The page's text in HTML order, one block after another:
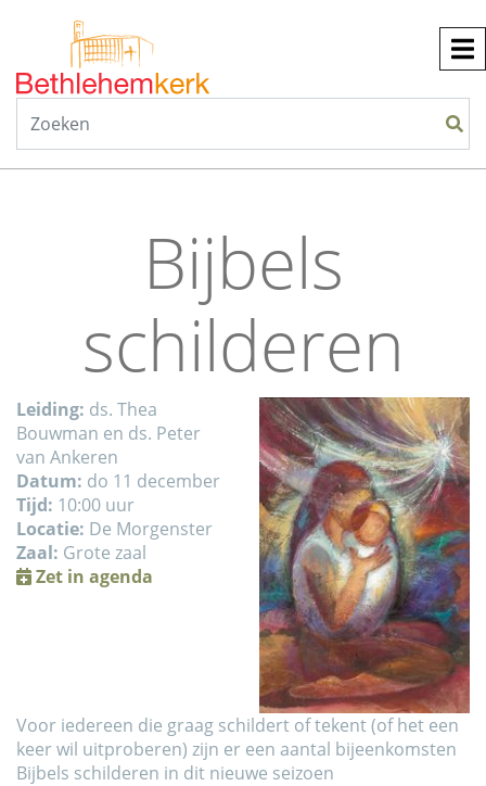
Bijbels
schilderen
Leiding: ds. Thea
Bouwman en ds. Peter
van Ankeren
Datum: do 11 december
Tijd: 10:00 uur
Locatie: De Morgenster
Zaal: Grote zaal
Zet in agenda
Voor iedereen die graag schildert of tekent (of het een
keer wil uitproberen) zijn er een aantal bijeenkomsten
Bijbels schilderen in dit nieuwe seizoen